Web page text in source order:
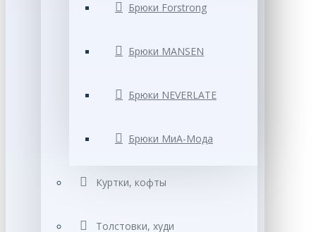
Брюки Forstrong
Брюки MANSEN
Брюки NEVERLATE
Брюки МиА-Мода
Куртки, кофты
Толстовки, худи